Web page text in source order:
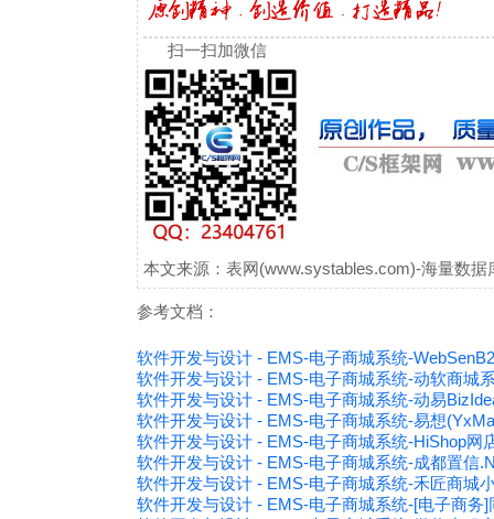
扫一扫加微信
本文来源：表网(www.systables.com)-海量数
参考文档：
软件开发与设计 - EMS-电子商城系统-
软件开发与设计 - EMS-电子商城系统-动软商城
软件开发与设计 - EMS-电子商城系统-动易
软件开发与设计 - EMS-电子商城系统-易想
软件开发与设计 - EMS-电子商城系统-HiShop网
软件开发与设计 - EMS-电子商城系统-成都置信
软件开发与设计 - EMS-电子商城系统-禾匠商城
软件开发与设计 - EMS-电子商城系统-[电子商务